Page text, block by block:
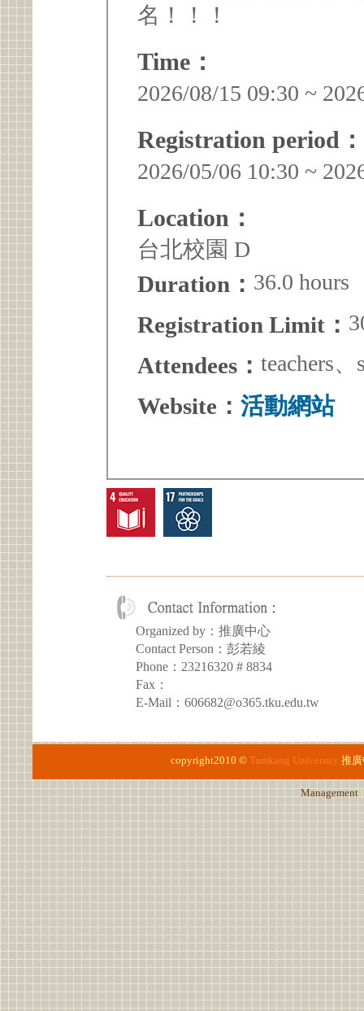
名！！！
Time：
2026/08/15 09:30 ~
Registration period：
2026/05/06 10:30 ~
Location：
台北校園 D
Duration： 36.0 hours
Registration Limit：
Attendees： teachers
Website： 活動網站
Organized by：推廣中心
Contact Person：彭若綾
Phone：23216320 # 8834
Fax：
E-Mail：606682@o365.tku.edu.tw
copyright2010 © Tamkang University 推
Management